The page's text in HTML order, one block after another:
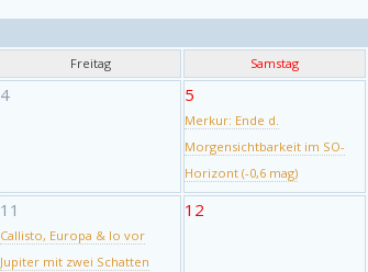
Freitag Samstag
4 5
Merkur: Ende d.
Morgensichtbarkeit im SO-
Horizont (-0,6 mag)
11
Callisto, Europa & Io vor
Jupiter mit zwei Schatten
12